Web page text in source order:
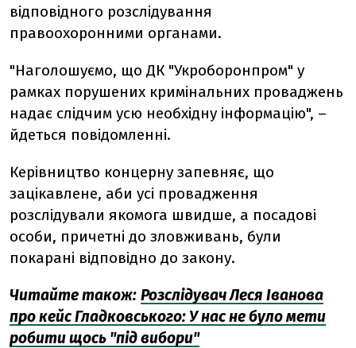
відповідного розслідування
правоохоронними органами.
"Наголошуємо, що ДК "Укроборонпром" у
рамках порушених кримінальних проваджень
надає слідчим усю необхідну інформацію", –
йдеться повідомленні.
Керівництво концерну запевняє, що
зацікавлене, аби усі провадження
розслідували якомога швидше, а посадові
особи, причетні до зловживань, були
покарані відповідно до закону.
Читайте також: Розслідувач Леся Іванова
про кейс Гладковського: У нас не було мети
робити щось "під вибори"